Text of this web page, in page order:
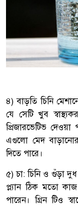
৪) বাড়তি চিনি
যে সেটি খুব
প্রিজারভেটিভ
এগুলো মেদ বাড়ানোর
দিতে পারে।
৫) চা: চিনি ও গুঁড়া
প্ল্যান ঠিক মতো
পারেন। গ্রিন টিও